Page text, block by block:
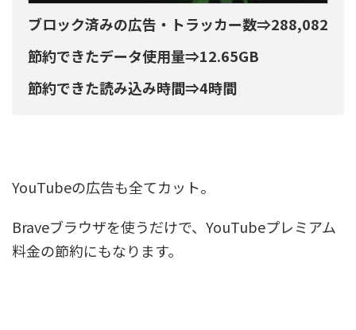
ブロック済みの広告・トラッカー数⇒288,082
節約できたデータ使用量⇒12.65GB
節約できた読み込み時間⇒4時間
YouTubeの広告も全てカット。
Braveブラウザを使うだけで、YouTubeプレミアム
料金の節約にもなります。